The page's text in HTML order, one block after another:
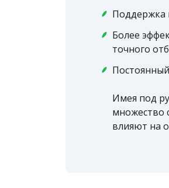
Поддержка
Более
точного
Имея под
множество
влияют на